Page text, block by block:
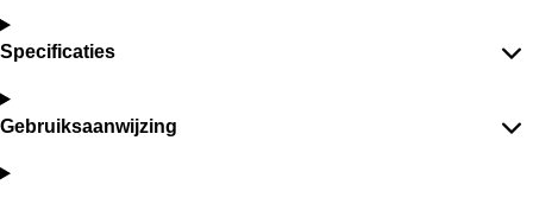
Specificaties
Gebruiksaanwijzing